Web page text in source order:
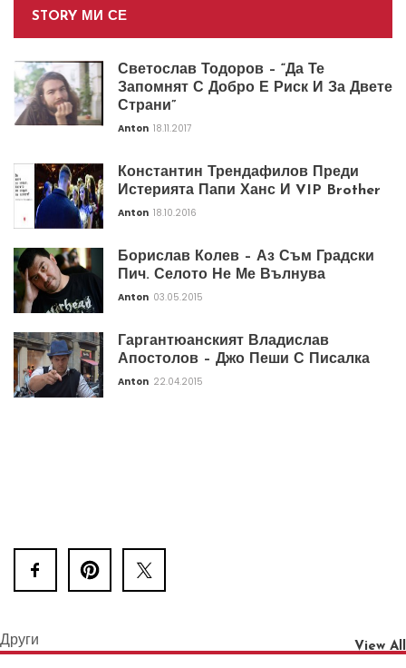
STORY МИ СЕ
Светослав Тодоров – “Да Те
Запомнят С Добро Е Риск И За Двете
Страни”
Anton 18.11.2017
Константин Трендафилов Преди
Истерията Папи Ханс И VIP Brother
Anton 18.10.2016
Борислав Колев – Аз Съм Градски
Пич. Селото Не Ме Вълнува
Anton 03.05.2015
Гаргантюанският Владислав
Апостолов – Джо Пеши С Писалка
Anton 22.04.2015
Други View All